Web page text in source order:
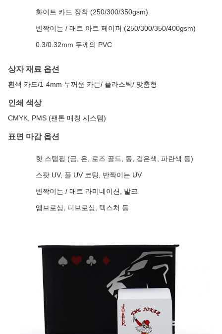
화이트 카드 장착 (250/300/350gsm)
반짝이는 / 매트 아트 페이퍼 (250/300/350/400gsm)
0.3/0.32mm 두께의 PVC
상자 재료 옵션
흰색 카드/1-4mm 두꺼운 카든/ 플라스틱/ 맞춤형
인쇄 색상
CMYK, PMS (팬톤 매칭 시스템)
표면 마감 옵션
핫 스탬핑 (금, 은, 로즈 골드, 동, 검은색, 파란색 등)
스팟 UV, 풀 UV 코팅, 반짝이는 UV
반짝이는 / 매트 라미네이션, 발크
엠브로싱, 디브로싱, 텍스처 등